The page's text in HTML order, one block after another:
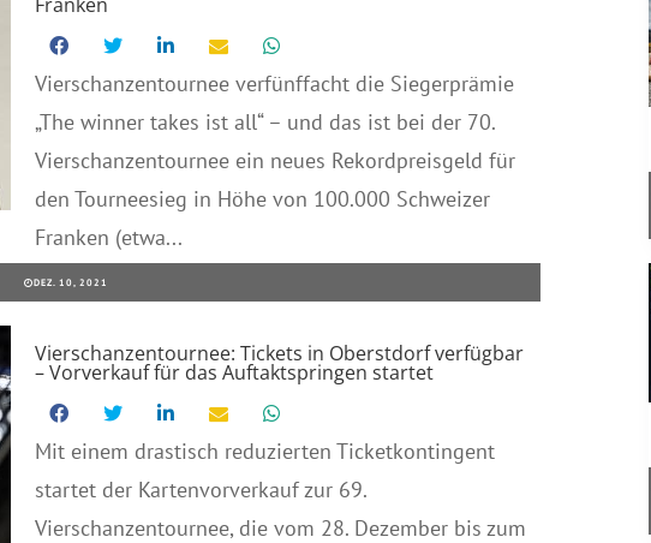
Vierschanzentournee verfünffacht die Siegerprämie
„The winner takes ist all“ – und das ist bei der 70.
Vierschanzentournee ein neues Rekordpreisgeld für
den Tourneesieg in Höhe von 100.000 Schweizer
Franken (etwa...
DEZ. 10, 2021
Vierschanzentournee: Tickets in Oberstdorf verfügbar
– Vorverkauf für das Auftaktspringen startet
Mit einem drastisch reduzierten Ticketkontingent
startet der Kartenvorverkauf zur 69.
Vierschanzentournee, die vom 28. Dezember bis zum